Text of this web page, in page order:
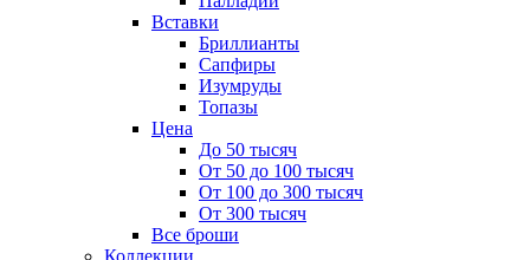
Вставки
Бриллианты
Сапфиры
Изумруды
Топазы
Цена
До 50 тысяч
От 50 до 100 тысяч
От 100 до 300 тысяч
От 300 тысяч
Все броши
Коллекции